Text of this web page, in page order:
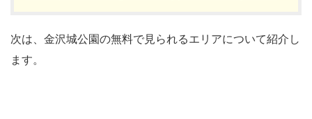
次は、金沢城公園の無料で見られるエリアについて紹介し
ます。